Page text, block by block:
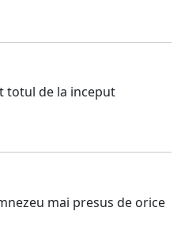
totul de la inceput
mai presus de orice